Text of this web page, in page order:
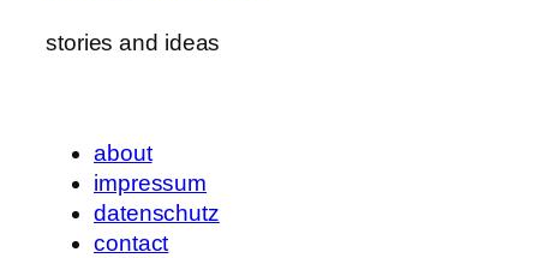
stories and ideas
about
impressum
datenschutz
contact